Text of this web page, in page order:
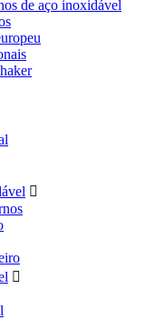
de aço inoxidável

